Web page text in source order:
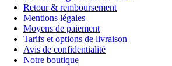
Retour & remboursement
Mentions légales
Moyens de paiement
Tarifs et options de livraison
Avis de confidentialité
Notre boutique